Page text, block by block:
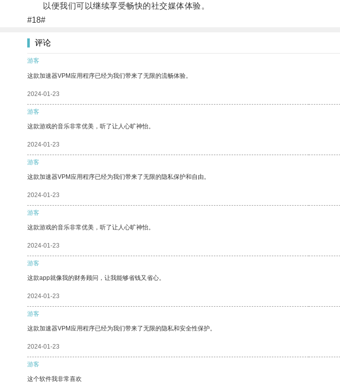
以便我们可以继续享受畅快的社交媒体体验。
#18#
评论
游客
这款加速器VPM应用程序已经为我们带来了无限的流畅体验。
2024-01-23
游客
这款游戏的音乐非常优美，听了让人心旷神怡。
2024-01-23
游客
这款加速器VPM应用程序已经为我们带来了无限的隐私保护和自由。
2024-01-23
游客
这款游戏的音乐非常优美，听了让人心旷神怡。
2024-01-23
游客
这款app就像我的财务顾问，让我能够省钱又省心。
2024-01-23
游客
这款加速器VPM应用程序已经为我们带来了无限的隐私和安全性保护。
2024-01-23
游客
这个软件我非常喜欢